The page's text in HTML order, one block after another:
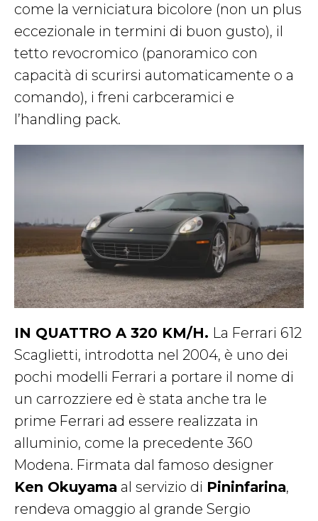
come la verniciatura bicolore (non un plus
eccezionale in termini di buon gusto), il
tetto revocromico (panoramico con
capacità di scurirsi automaticamente o a
comando), i freni carbceramici e
l’handling pack.
IN QUATTRO A 320 KM/H. La Ferrari 612
Scaglietti, introdotta nel 2004, è uno dei
pochi modelli Ferrari a portare il nome di
un carrozziere ed è stata anche tra le
prime Ferrari ad essere realizzata in
alluminio, come la precedente 360
Modena. Firmata dal famoso designer
Ken Okuyama al servizio di Pininfarina,
rendeva omaggio al grande Sergio